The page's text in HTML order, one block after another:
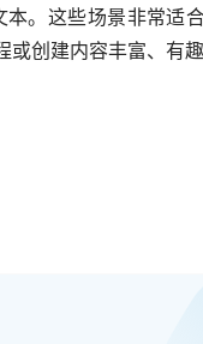
。这些场景非常适
创建内容丰富、有趣